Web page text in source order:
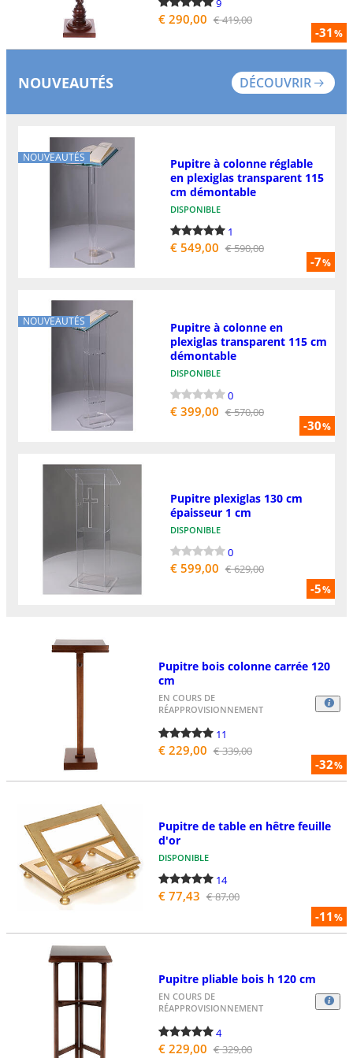
-31%
9
€ 290,00 € 419,00
NOUVEAUTÉS DÉCOUVRIR
NOUVEAUTÉS
-7%
Pupitre à colonne réglable
en plexiglas transparent 115
cm démontable
DISPONIBLE
1
€ 549,00 € 590,00
NOUVEAUTÉS
-30%
Pupitre à colonne en
plexiglas transparent 115 cm
démontable
DISPONIBLE
0
€ 399,00 € 570,00
-5%
Pupitre plexiglas 130 cm
épaisseur 1 cm
DISPONIBLE
0
€ 599,00 € 629,00
-32%
Pupitre bois colonne carrée 120
cm
EN COURS DE
RÉAPPROVISIONNEMENT
11
€ 229,00 € 339,00
-11%
Pupitre de table en hêtre feuille
d'or
DISPONIBLE
14
€ 77,43 € 87,00
Pupitre pliable bois h 120 cm
EN COURS DE
RÉAPPROVISIONNEMENT
4
€ 229,00 € 329,00